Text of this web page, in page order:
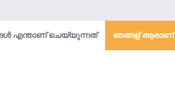
എന്താണ് ചെയ്യുന്നത് ഞങ്ങള് ആരാണ്